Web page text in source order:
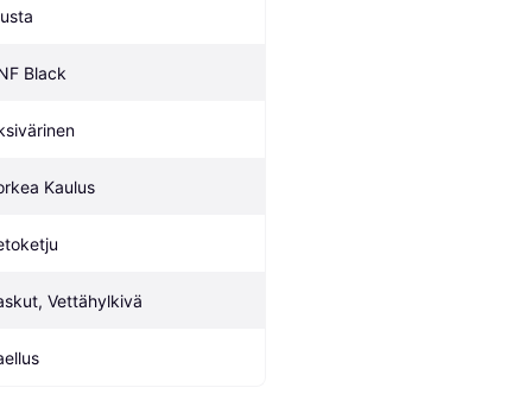
Black
Kaulus
Vettähylkivä